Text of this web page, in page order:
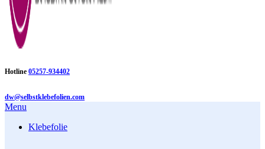
Hotline 05257-934402
dw@selbstklebefolien.com
Menu
Klebefolie